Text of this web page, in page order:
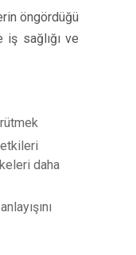
öngördüğü
sağlığı ve
daha